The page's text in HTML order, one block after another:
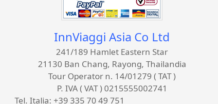
InnViaggi Asia Co Ltd
241/189 Hamlet Eastern Star
21130 Ban Chang, Rayong, Thailandia
Tour Operator n. 14/01279 ( TAT )
P. IVA ( VAT ) 0215555002741
Tel. Italia: +39 335 70 49 751